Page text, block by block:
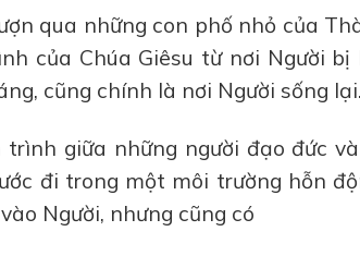
qua những con phố nhỏ của
của Chúa Giêsu từ nơi Người bị
cũng chính là nơi Người sống lại.
giữa những người đạo đức
đi trong một môi trường hỗn
Người, nhưng cũng có